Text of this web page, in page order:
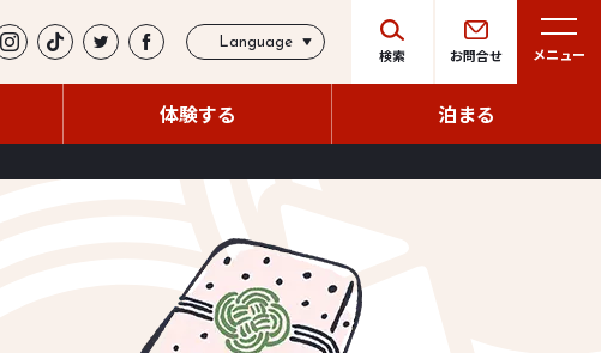
検索 お問合せ メニュー
体験する
体験する
泊まる
泊まる
Language